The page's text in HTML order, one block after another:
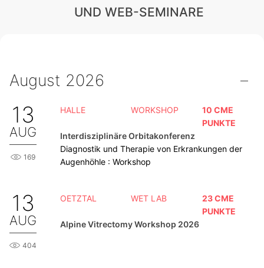
UND WEB-SEMINARE
August 2026
13
AUG
169
HALLE WORKSHOP
10 CME
PUNKTE
Interdisziplinäre Orbitakonferenz
Diagnostik und Therapie von Erkrankungen der
Augenhöhle : Workshop
13
AUG
404
OETZTAL WET LAB
23 CME
PUNKTE
Alpine Vitrectomy Workshop 2026